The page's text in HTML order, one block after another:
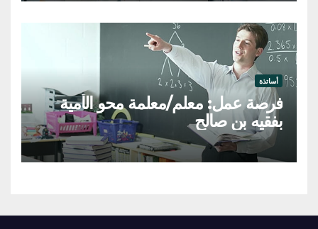
أساتذة
فرصة عمل: معلم/معلمة محو الأمية
بفقيه بن صالح